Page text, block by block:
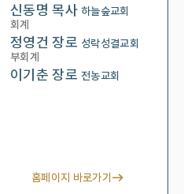
신동명 목사 하늘숲교회
회계
정영건 장로 성락성결교회
부회계
이기춘 장로 전농교회
홈페이지 바로가기